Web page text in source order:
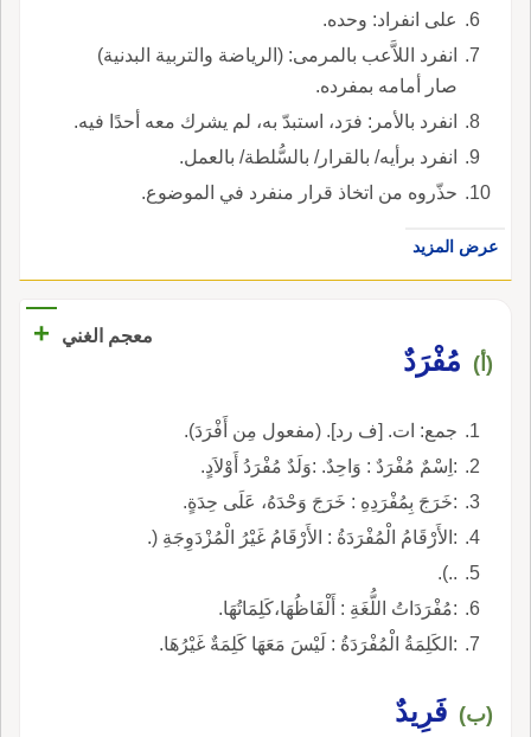
على انفراد: وحده.
انفرد اللاَّعب بالمرمى: (الرياضة والتربية البدنية)
صار أمامه بمفرده.
انفرد بالأمر: فرَد، استبدّ به، لم يشرك معه أحدًا فيه.
انفرد برأيه/ بالقرار/ بالسُّلطة/ بالعمل.
حذّروه من اتخاذ قرار منفرد في الموضوع.
عرض المزيد
معجم الغني +
(أ) مُفْرَدٌ
جمع: ات. [ف رد]. (مفعول مِن أَفْرَدَ).
:اِسْمٌ مُفْرَدٌ : وَاحِدٌ. :وَلَدٌ مُفْرَدُ أَوْلاَدٍ.
:خَرَجَ بِمُفْرَدِهِ : خَرَجَ وَحْدَهُ، عَلَى حِدَةٍ.
:الأَرْقَامُ الْمُفْرَدَةُ : الأَرْقَامُ غَيْرُ الْمُزْدَوِجَةِ (.
..).
:مُفْرَدَاتُ اللُّغَةِ : أَلْفَاظُهَا،كَلِمَاتُهَا.
:الكَلِمَةُ الْمُفْرَدَةُ : لَيْسَ مَعَهَا كَلِمَةٌ غَيْرُهَا.
(ب) فَرِيدٌ